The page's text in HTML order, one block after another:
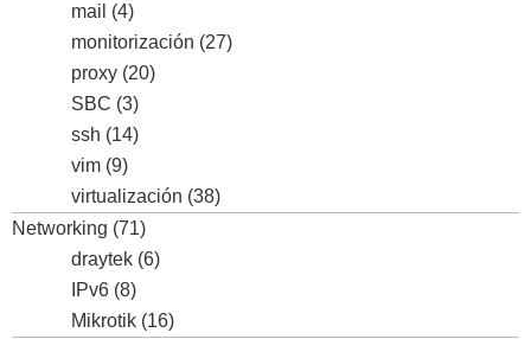
mail (4)
monitorización (27)
proxy (20)
SBC (3)
ssh (14)
vim (9)
virtualización (38)
Networking (71)
draytek (6)
IPv6 (8)
Mikrotik (16)